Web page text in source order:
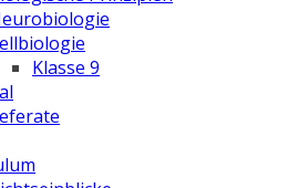
Klasse 9